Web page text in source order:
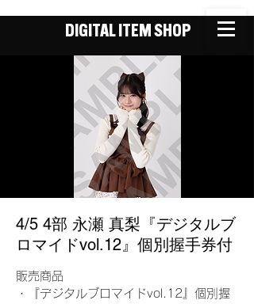
DIGITAL ITEM SHOP
4/5 4部 永瀬 真梨『デジタルブ
ロマイドvol.12』個別握手券付
販売商品
・『デジタルブロマイドvol.12』個別握